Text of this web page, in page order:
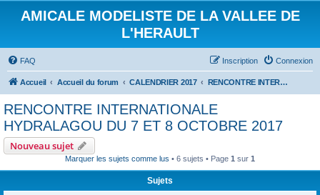
AMICALE MODELISTE DE LA VALLEE DE
L'HERAULT
FAQ Connexion
Inscription
Accueil Accueil du forum CALENDRIER 2017 RENCONTRE INTERNATIONALE HYDRALAGOU DU 7 ET 8 OCTOBRE 2017
RENCONTRE INTERNATIONALE
HYDRALAGOU DU 7 ET 8 OCTOBRE 2017
Nouveau sujet
Marquer les sujets comme lus • 6 sujets • Page 1 sur 1
Sujets